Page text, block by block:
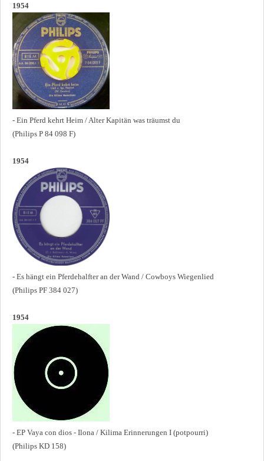
1954
- Ein Pferd kehrt Heim / Alter Kapitän was träumst du
(Philips P 84 098 F)
1954
- Es hängt ein Pferdehalfter an der Wand / Cowboys Wiegenlied
(Philips PF 384 027)
1954
- EP Vaya con dios - Ilona / Kilima Erinnerungen I (potpourri)
(Philips KD 158)